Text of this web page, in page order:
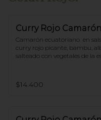
Curry Rojo Camarón
Camarón ecuatoriano  en
curry rojo picante, bambu,
salteado con vegetales de la
$14.400